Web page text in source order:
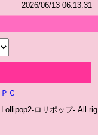
2026/06/13 06:13:31
ＰＣ
Lollipop2-ロリポップ- All rig